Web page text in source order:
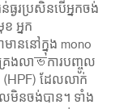
ធ្ងរប្រសិនបើអ្នកចង់
ខ អ្នក
ាននៅក្នុង mono
រងលាভការបញ្ចូល
(HPF) ដែលលាក់
មិនចង់បាន។ ទាំង